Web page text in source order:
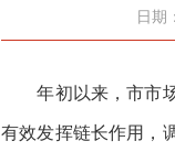
日期
年初以来，市市场
有效发挥链长作用，